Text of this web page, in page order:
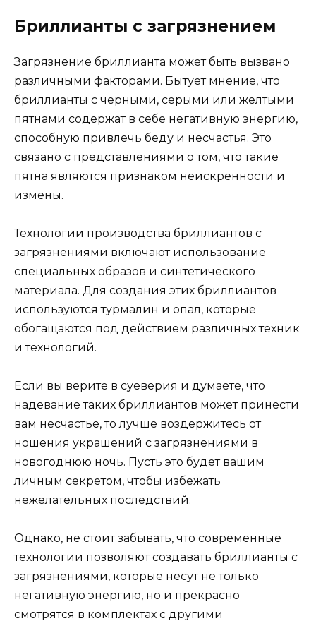
Бриллианты с загрязнением
Загрязнение бриллианта может быть вызвано
различными факторами. Бытует мнение, что
бриллианты с черными, серыми или желтыми
пятнами содержат в себе негативную энергию,
способную привлечь беду и несчастья. Это
связано с представлениями о том, что такие
пятна являются признаком неискренности и
измены.
Технологии производства бриллиантов с
загрязнениями включают использование
специальных образов и синтетического
материала. Для создания этих бриллиантов
используются турмалин и опал, которые
обогащаются под действием различных техник
и технологий.
Если вы верите в суеверия и думаете, что
надевание таких бриллиантов может принести
вам несчастье, то лучше воздержитесь от
ношения украшений с загрязнениями в
новогоднюю ночь. Пусть это будет вашим
личным секретом, чтобы избежать
нежелательных последствий.
Однако, не стоит забывать, что современные
технологии позволяют создавать бриллианты с
загрязнениями, которые несут не только
негативную энергию, но и прекрасно
смотрятся в комплектах с другими